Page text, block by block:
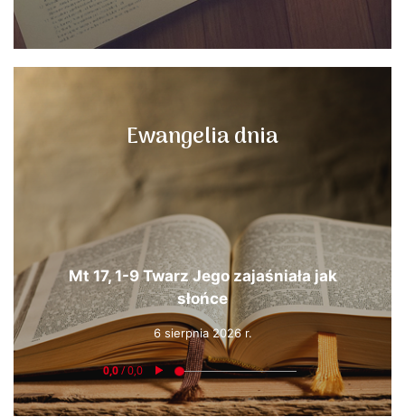
Ewangelia dnia
Mt 17, 1-9 Twarz Jego zajaśniała jak
słońce
6 sierpnia 2026 r.